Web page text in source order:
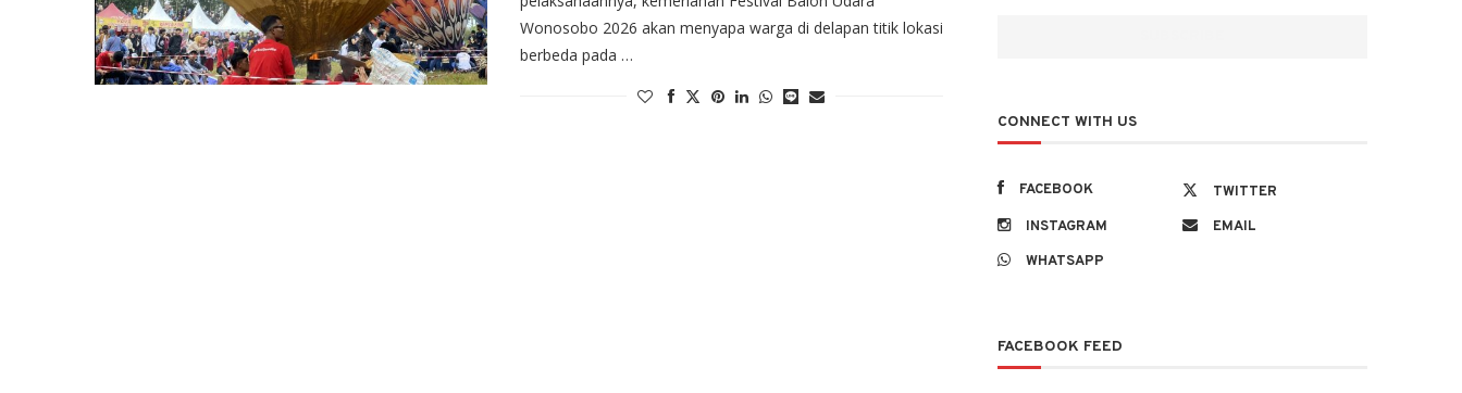
Wonosobo 2026 akan menyapa warga di delapan titik lokasi
berbeda pada …
CONNECT WITH US
FACEBOOK
TWITTER
INSTAGRAM
EMAIL
WHATSAPP
FACEBOOK FEED